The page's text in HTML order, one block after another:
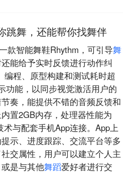
跳舞，还能帮你找舞伴
款智能舞鞋Rhythm，可引导舞
能给予实时反馈进行动作纠
编程、原型构建和测试耗时超
功能，以同步视觉激活用户的
奏，能提供不错的音频反馈和
置2GB内存，处理器性能为
与配套手机App连接。App上
示、进度跟踪、交流平台等多
交属性，用户可以建立个人主
是与其他舞蹈爱好者进行交